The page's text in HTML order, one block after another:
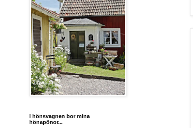
I hönsvagnen bor mina
hönapönor...